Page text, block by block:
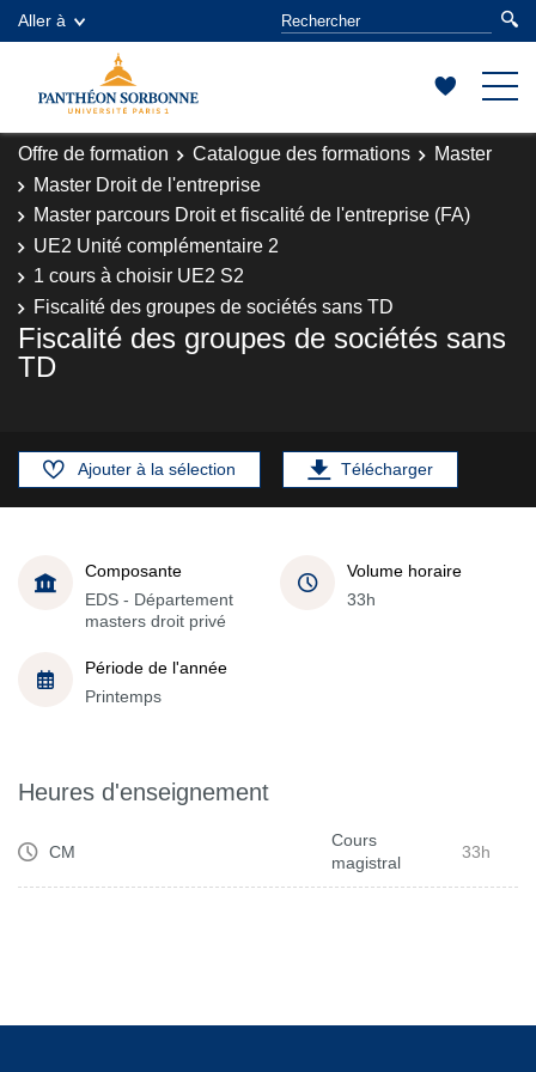
Aller à
Offre de formation Catalogue des formations
Master
Master Droit de l'entreprise
Master parcours Droit et fiscalité de l'entreprise (FA)
UE2 Unité complémentaire 2
1 cours à choisir UE2 S2
Fiscalité des groupes de sociétés sans TD
Fiscalité des groupes de sociétés sans
TD
Ajouter à la sélection Télécharger
Composante
EDS - Département
masters droit privé
Volume horaire
33h
Période de l'année
Printemps
Heures d'enseignement
CM
Cours
magistral
33h